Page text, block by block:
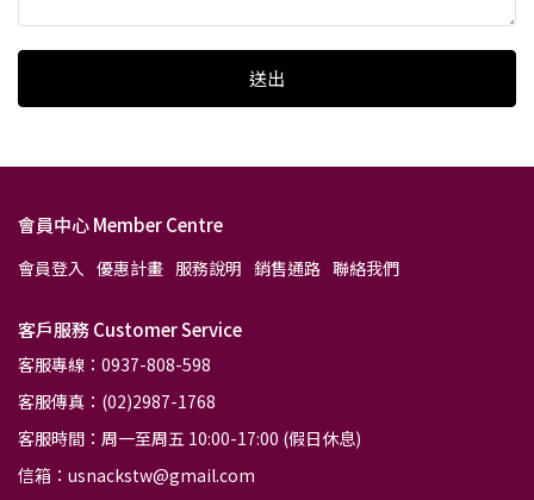
送出
會員中心 Member Centre
會員登入 優惠計畫 服務說明 銷售通路 聯絡我們
客戶服務 Customer Service
客服專線：0937-808-598
客服傳真：(02)2987-1768
客服時間：周一至周五 10:00-17:00 (假日休息)
信箱：usnackstw@gmail.com